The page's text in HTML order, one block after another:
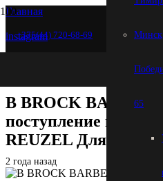
+375(44) 720-68-69
65
Главная
instagram
косметики REUZEL Для разных
В BROCK
поступление
REUZEL Для
2 года назад